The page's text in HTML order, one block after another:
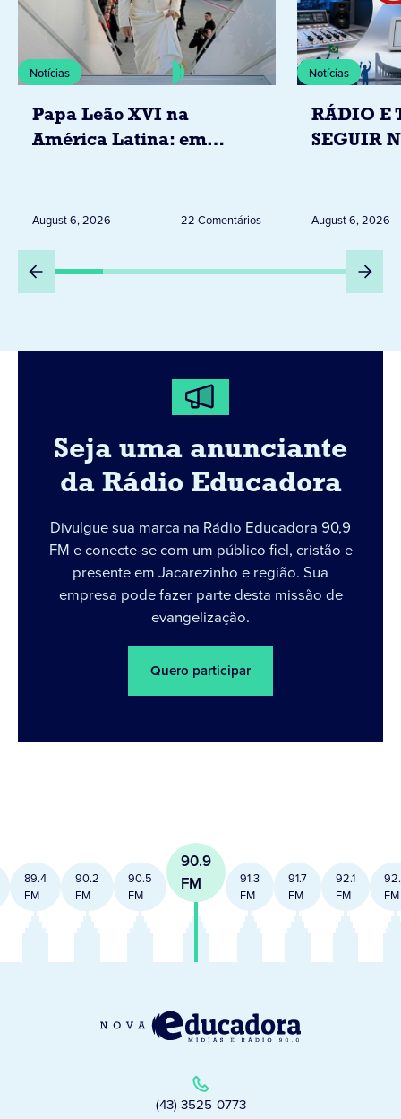
Notícias
Papa Leão XVI na
América Latina: em
Peru
August 6, 2026 22 Comentários
Notícias
RÁDIO E
SEGUIR
DESTA
August 6, 2026
Seja uma anunciante
da Rádio Educadora
Divulgue sua marca na Rádio Educadora 90,9
FM e conecte-se com um público fiel, cristão e
presente em Jacarezinho e região. Sua
empresa pode fazer parte desta missão de
evangelização.
Quero participar
89.4
FM
90.2
FM
90.5
FM
90.9
FM
91.3
FM
91.7
FM
92.1
FM
FM
(43) 3525-0773